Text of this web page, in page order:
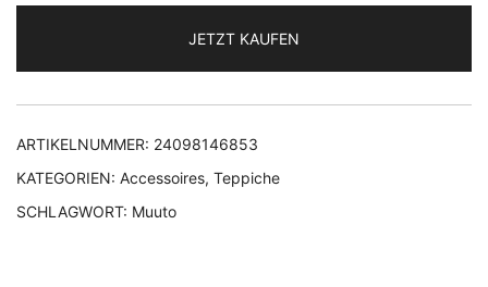
JETZT KAUFEN
ARTIKELNUMMER: 24098146853
KATEGORIEN: Accessoires, Teppiche
SCHLAGWORT: Muuto